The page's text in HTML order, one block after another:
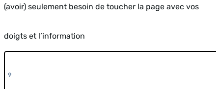
(avoir) seulement besoin de toucher la page avec vos
doigts et l’information